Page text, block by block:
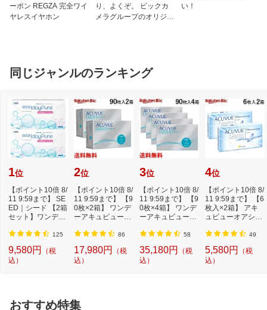
ーポン REGZA 完全ワイ
ヤレスイヤホン
り、よくぞ。 ビックカ
メラグループのオリジナ
い！
同じジャンルのランキング
1位
【ポイント10倍 8/
11 9:59まで】 SE
ED｜シード 【2箱
セット】ワンデー
125
9,580円
（税
込）
2位
【ポイント10倍 8/
11 9:59まで】 【9
0枚×2箱】 ワンデ
ーアキュビューオ
86
17,980円
（税
込）
3位
【ポイント10倍 8/
11 9:59まで】 【9
0枚×4箱】 ワンデ
ーアキュビューオ
58
35,180円
（税
込）
4位
【ポイント10倍 8/
11 9:59まで】 【6
枚入×2箱】 アキ
ュビューオアシス
49
5,580円
（税
込）
おすすめ特集